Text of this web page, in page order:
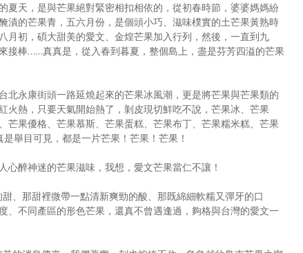
夏天，是與芒果絕對緊密相扣相依的，從初春時節，婆婆媽媽紛
漬的芒果青，五六月份，是個頭小巧、滋味樸實的土芒果黃熟時
月初，碩大甜美的愛文、金煌芒果加入行列，然後，一直到九
接棒……真真是，從入春到暮夏，整個島上，盡是芬芳四溢的芒果
北永康街頭一路延燒起來的芒果冰風潮，更是將芒果與芒果類的
火熱，只要天氣開始熱了，剝皮現切鮮吃不說，芒果冰、芒果
芒果優格、芒果慕斯、芒果蛋糕、芒果布丁、芒果糯米糕、芒果
舉目可見，都是一片芒果！芒果！芒果！
心醉神迷的芒果滋味，我想，愛文芒果當仁不讓！
、那甜裡微帶一點清新爽勁的酸、那既綿細軟糯又彈牙的口
不同產區的形色芒果，還真不曾遇逢過，夠格與台灣的愛文一